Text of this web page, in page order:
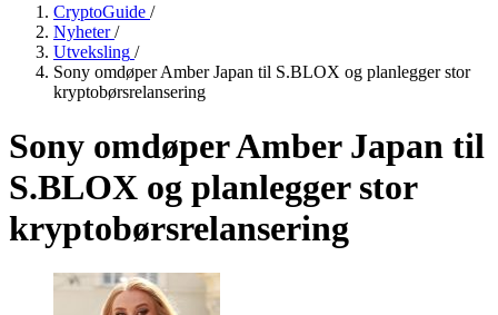
CryptoGuide /
Nyheter /
Utveksling /
Sony omdøper Amber Japan til S.BLOX og planlegger stor
kryptobørsrelansering
Sony omdøper Amber Japan til
S.BLOX og planlegger stor
kryptobørsrelansering